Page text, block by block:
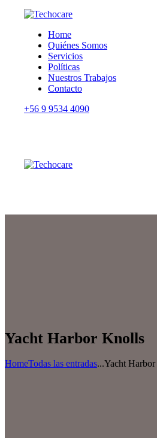
Home
Quiénes Somos
Servicios
Políticas
Nuestros Trabajos
Contacto
+56 9 9534 4090
Yacht Harbor Knolls
HomeTodas las entradas...Yacht